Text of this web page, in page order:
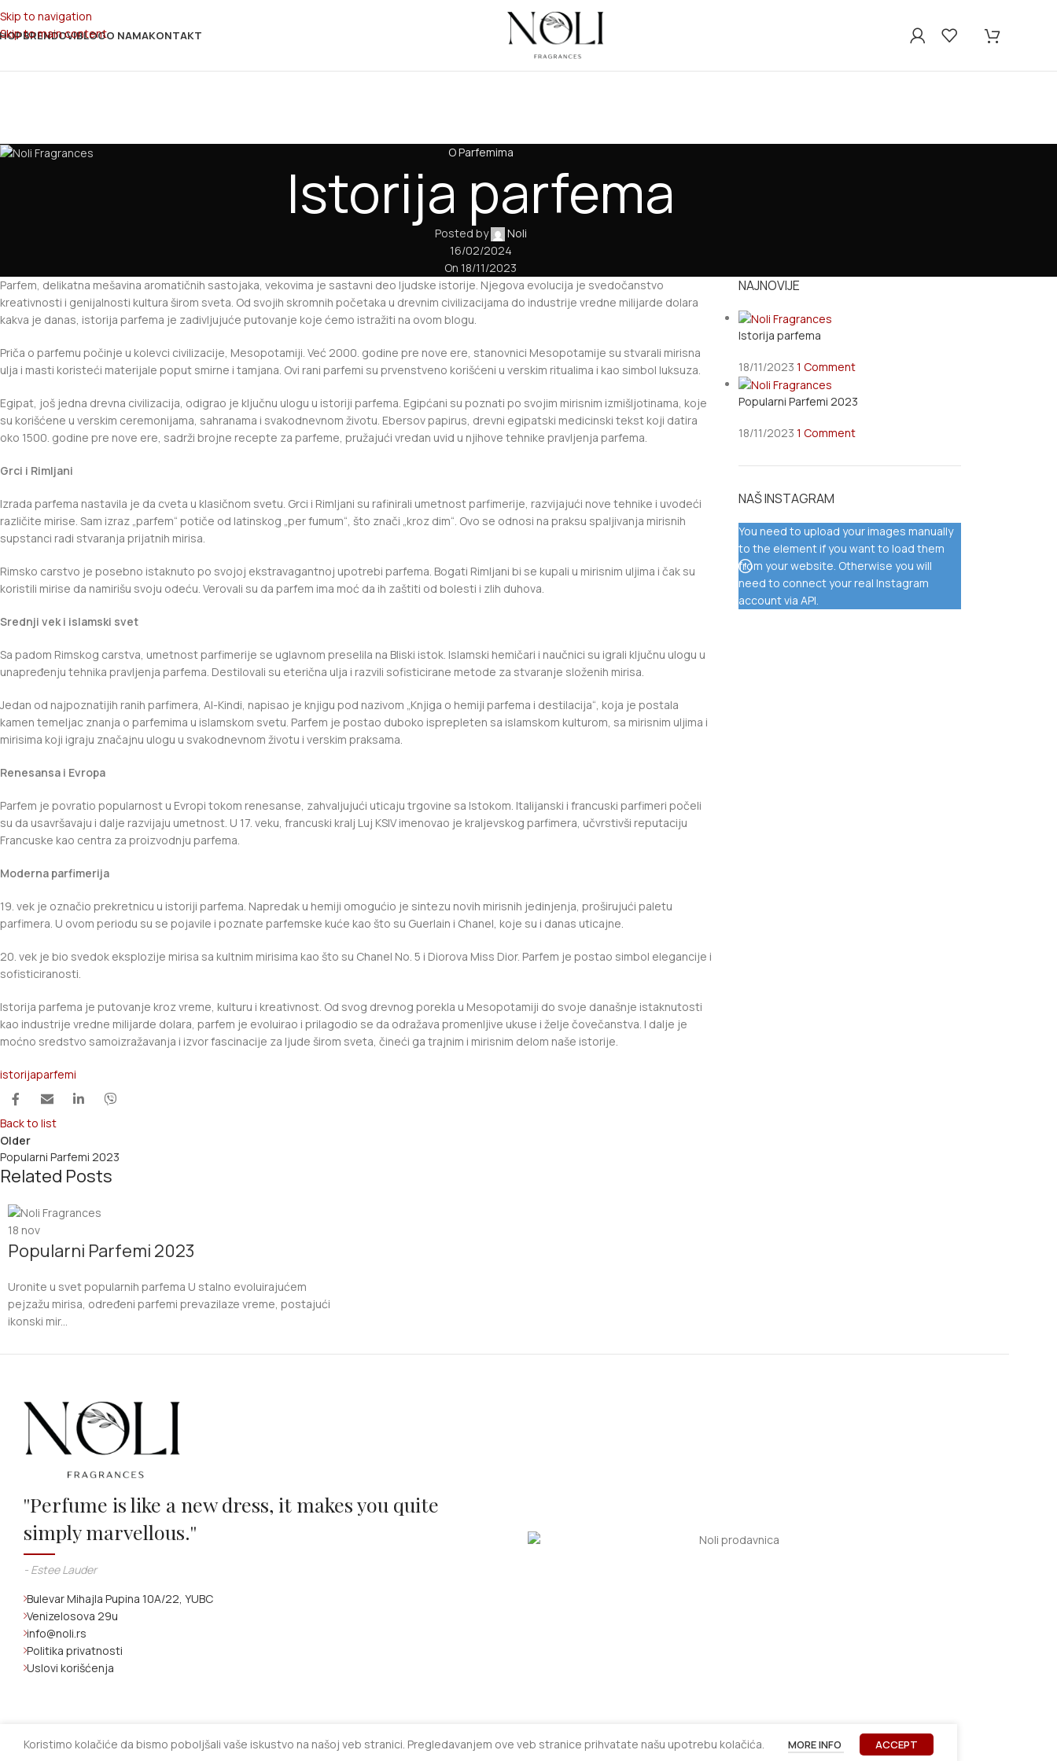
Skip to navigation
Skip to main content
BRENDOVIBLOGO NAMAKONTAKT
O Parfemima
Istorija parfema
Posted by
Noli
16/02/2024
On 18/11/2023
Parfem, delikatna mešavina aromatičnih sastojaka, vekovima je sastavni deo ljudske istorije. Njegova evolucija je svedočanstvo
kreativnosti i genijalnosti kultura širom sveta. Od svojih skromnih početaka u drevnim civilizacijama do industrije vredne milijarde dolara
kakva je danas, istorija parfema je zadivljujuće putovanje koje ćemo istražiti na ovom blogu.
Priča o parfemu počinje u kolevci civilizacije, Mesopotamiji. Već 2000. godine pre nove ere, stanovnici Mesopotamije su stvarali mirisna
ulja i masti koristeći materijale poput smirne i tamjana. Ovi rani parfemi su prvenstveno korišćeni u verskim ritualima i kao simbol luksuza.
Egipat, još jedna drevna civilizacija, odigrao je ključnu ulogu u istoriji parfema. Egipćani su poznati po svojim mirisnim izmišljotinama, koje
su korišćene u verskim ceremonijama, sahranama i svakodnevnom životu. Ebersov papirus, drevni egipatski medicinski tekst koji datira
oko 1500. godine pre nove ere, sadrži brojne recepte za parfeme, pružajući vredan uvid u njihove tehnike pravljenja parfema.
Grci i Rimljani
Izrada parfema nastavila je da cveta u klasičnom svetu. Grci i Rimljani su rafinirali umetnost parfimerije, razvijajući nove tehnike i uvodeći
različite mirise. Sam izraz „parfem“ potiče od latinskog „per fumum“, što znači „kroz dim“. Ovo se odnosi na praksu spaljivanja mirisnih
supstanci radi stvaranja prijatnih mirisa.
Rimsko carstvo je posebno istaknuto po svojoj ekstravagantnoj upotrebi parfema. Bogati Rimljani bi se kupali u mirisnim uljima i čak su
koristili mirise da namirišu svoju odeću. Verovali su da parfem ima moć da ih zaštiti od bolesti i zlih duhova.
Srednji vek i islamski svet
Sa padom Rimskog carstva, umetnost parfimerije se uglavnom preselila na Bliski istok. Islamski hemičari i naučnici su igrali ključnu ulogu u
unapređenju tehnika pravljenja parfema. Destilovali su eterična ulja i razvili sofisticirane metode za stvaranje složenih mirisa.
Jedan od najpoznatijih ranih parfimera, Al-Kindi, napisao je knjigu pod nazivom „Knjiga o hemiji parfema i destilacija“, koja je postala
kamen temeljac znanja o parfemima u islamskom svetu. Parfem je postao duboko isprepleten sa islamskom kulturom, sa mirisnim uljima i
mirisima koji igraju značajnu ulogu u svakodnevnom životu i verskim praksama.
Renesansa i Evropa
Parfem je povratio popularnost u Evropi tokom renesanse, zahvaljujući uticaju trgovine sa Istokom. Italijanski i francuski parfimeri počeli
su da usavršavaju i dalje razvijaju umetnost. U 17. veku, francuski kralj Luj KSIV imenovao je kraljevskog parfimera, učvrstivši reputaciju
Francuske kao centra za proizvodnju parfema.
Moderna parfimerija
19. vek je označio prekretnicu u istoriji parfema. Napredak u hemiji omogućio je sintezu novih mirisnih jedinjenja, proširujući paletu
parfimera. U ovom periodu su se pojavile i poznate parfemske kuće kao što su Guerlain i Chanel, koje su i danas uticajne.
20. vek je bio svedok eksplozije mirisa sa kultnim mirisima kao što su Chanel No. 5 i Diorova Miss Dior. Parfem je postao simbol elegancije i
sofisticiranosti.
Istorija parfema je putovanje kroz vreme, kulturu i kreativnost. Od svog drevnog porekla u Mesopotamiji do svoje današnje istaknutosti
kao industrije vredne milijarde dolara, parfem je evoluirao i prilagodio se da odražava promenljive ukuse i želje čovečanstva. I dalje je
moćno sredstvo samoizražavanja i izvor fascinacije za ljude širom sveta, čineći ga trajnim i mirisnim delom naše istorije.
istorijaparfemi
Back to list
Older
Popularni Parfemi 2023
Related Posts
18 nov
Popularni Parfemi 2023
Uronite u svet popularnih parfema U stalno evoluirajućem
pejzažu mirisa, određeni parfemi prevazilaze vreme, postajući
ikonski mir...
NAJNOVIJE
Istorija parfema
18/11/2023 1 Comment
Popularni Parfemi 2023
18/11/2023 1 Comment
NAŠ INSTAGRAM
You need to upload your images manually
to the element if you want to load them
from your website. Otherwise you will
need to connect your real Instagram
account via API.
''Perfume is like a new dress, it makes you quite
simply marvellous.''
- Estee Lauder
Bulevar Mihajla Pupina 10A/22, YUBC
Venizelosova 29u
info@noli.rs
Politika privatnosti
Uslovi korišćenja
Koristimo kolačiće da bismo poboljšali vaše iskustvo na našoj veb stranici. Pregledavanjem ove veb stranice prihvatate našu upotrebu kolačića. MORE INFO ACCEPT